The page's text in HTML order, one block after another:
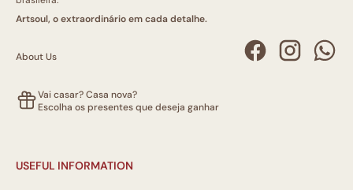
Artsoul, o extraordinário em cada detalhe.
About Us
Vai casar? Casa nova?
Escolha os presentes que deseja ganhar
USEFUL INFORMATION